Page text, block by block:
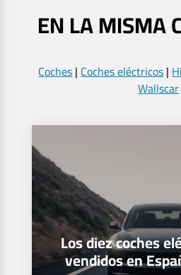
EN LA MISMA
Coches|Coches eléctricos|
Wallscar
Los diez coches
vendidos en